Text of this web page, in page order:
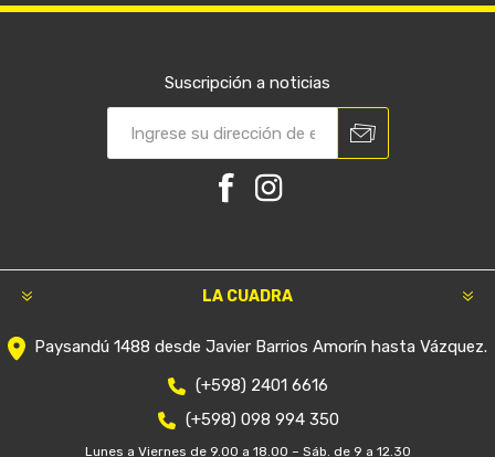
Suscripción a noticias
LA CUADRA
Paysandú 1488 desde Javier Barrios Amorín hasta Vázquez.
(+598) 2401 6616
(+598) 098 994 350
Lunes a Viernes de 9.00 a 18.00 – Sáb. de 9 a 12.30